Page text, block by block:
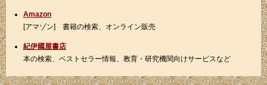
Amazon
[アマゾン] 書籍の検索、オンライン販売
紀伊國屋書店
本の検索、ベストセラー情報、教育・研究機関向けサービスなど